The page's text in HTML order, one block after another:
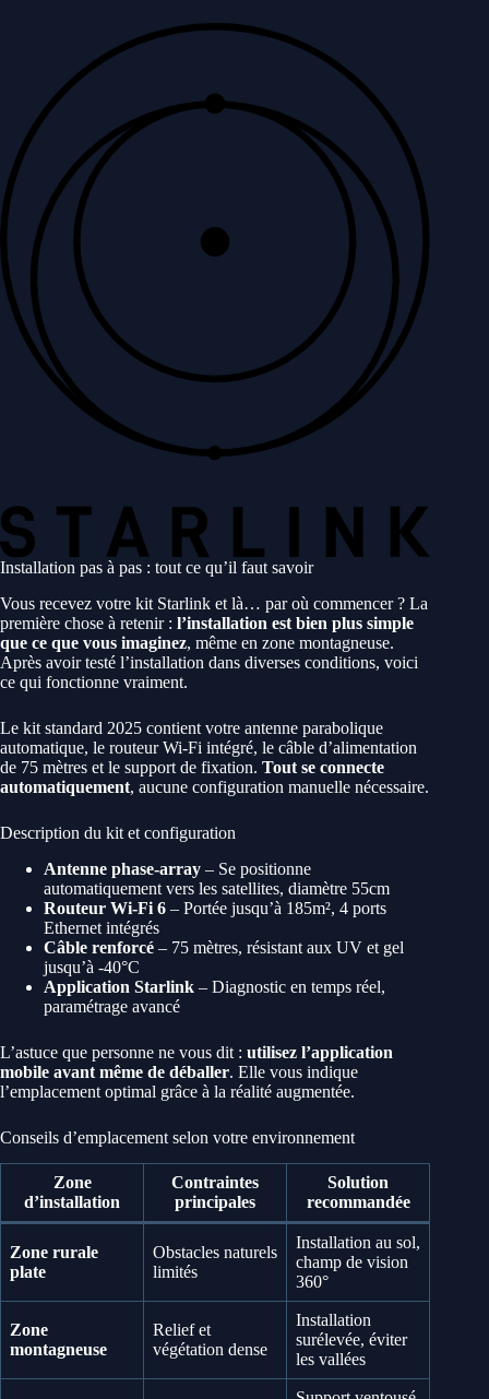
Installation pas à pas : tout ce qu’il faut savoir
Vous recevez votre kit Starlink et là… par où commencer ? La
première chose à retenir : l’installation est bien plus simple
que ce que vous imaginez, même en zone montagneuse.
Après avoir testé l’installation dans diverses conditions, voici
ce qui fonctionne vraiment.
Le kit standard 2025 contient votre antenne parabolique
automatique, le routeur Wi-Fi intégré, le câble d’alimentation
de 75 mètres et le support de fixation. Tout se connecte
automatiquement, aucune configuration manuelle nécessaire.
Description du kit et configuration
Antenne phase-array – Se positionne
automatiquement vers les satellites, diamètre 55cm
Routeur Wi-Fi 6 – Portée jusqu’à 185m², 4 ports
Ethernet intégrés
Câble renforcé – 75 mètres, résistant aux UV et gel
jusqu’à -40°C
Application Starlink – Diagnostic en temps réel,
paramétrage avancé
L’astuce que personne ne vous dit : utilisez l’application
mobile avant même de déballer. Elle vous indique
l’emplacement optimal grâce à la réalité augmentée.
Conseils d’emplacement selon votre environnement
Zone
d’installation
Contraintes
principales
Solution
recommandée
Zone rurale
plate
Obstacles naturels
limités
Installation au sol,
champ de vision
360°
Zone
montagneuse
Relief et
végétation dense
Installation
surélevée, éviter
les vallées